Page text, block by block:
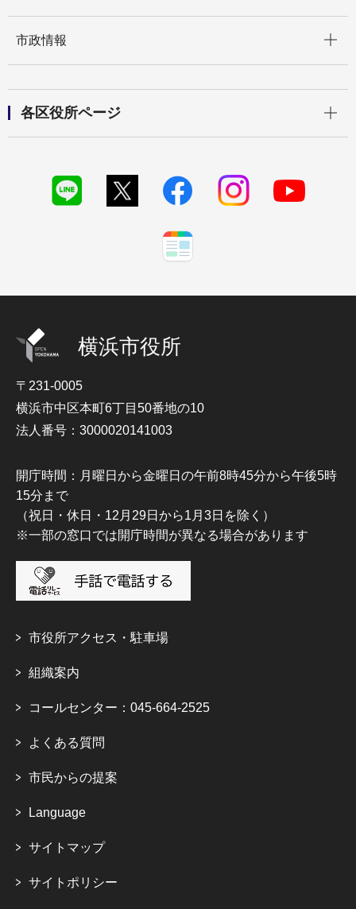
市政情報
各区役所ページ
横浜市役所
〒231-0005
横浜市中区本町6丁目50番地の10
法人番号：3000020141003
開庁時間：月曜日から金曜日の午前8時45分から午後5時
15分まで
（祝日・休日・12月29日から1月3日を除く）
※一部の窓口では開庁時間が異なる場合があります
市役所アクセス・駐車場
組織案内
コールセンター：045-664-2525
よくある質問
市民からの提案
Language
サイトマップ
サイトポリシー